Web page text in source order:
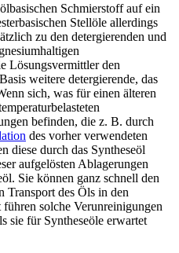
Schmierstoff auf ein
Stellöle allerdings
zu den detergierenden und
Lösungsvermittler den
weitere detergierende, das
sich, was für einen älteren
befinden, die z. B. durch
des vorher verwendeten
diese durch das Syntheseöl
aufgelösten Ablagerungen
Sie können ganz schnell den
Transport des Öls in den
solche Verunreinigungen
sie für Syntheseöle erwartet